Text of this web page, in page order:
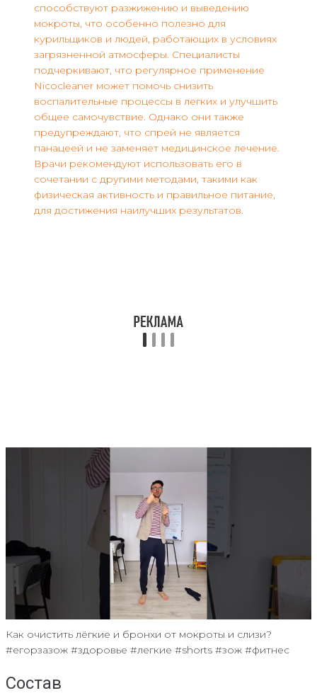
способствуют разжижению и выведению
мокроты, что особенно полезно для
курильщиков и людей, работающих в условиях
загрязненной атмосферы. Специалисты
подчеркивают, что регулярное применение
Nicocleaner может помочь снизить
воспалительные процессы в легких и улучшить
общее самочувствие. Однако они также
предупреждают, что спрей не является
панацеей и не заменяет медицинское лечение.
Врачи рекомендуют использовать его в
сочетании с другими методами, такими как
физическая активность и правильное питание,
для достижения наилучших результатов.
Как очистить лёгкие и бронхи от мокроты и слизи?
#егорзазож #здоровье #легкие #shorts #зож #фитнес
Состав